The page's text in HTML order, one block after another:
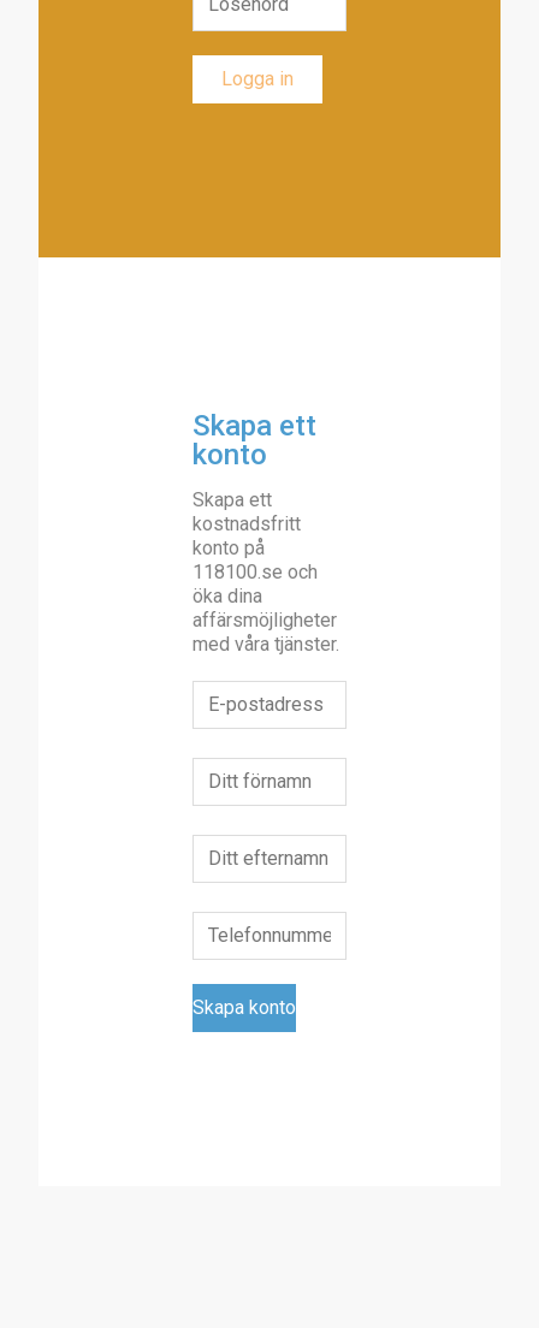
Skapa ett
konto
Skapa ett
kostnadsfritt
konto på
118100.se och
öka dina
affärsmöjligheter
med våra tjänster.